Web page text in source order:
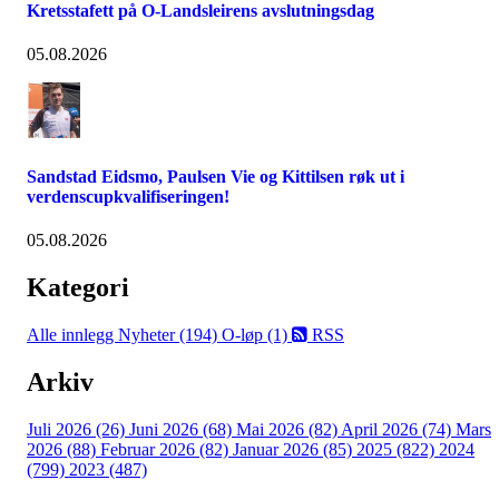
Kretsstafett på O-Landsleirens avslutningsdag
05.08.2026
Sandstad Eidsmo, Paulsen Vie og Kittilsen røk ut i
verdenscupkvalifiseringen!
05.08.2026
Kategori
Alle innlegg Nyheter (194) O-løp (1) RSS
Arkiv
Juli 2026 (26) Juni 2026 (68) Mai 2026 (82) April 2026 (74) Mars
2026 (88) Februar 2026 (82) Januar 2026 (85) 2025 (822) 2024
(799) 2023 (487)